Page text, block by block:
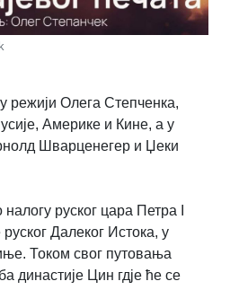
режији Олега Степченка,
Америке и Кине, а у
Шварценегер и Џеки
руског цара Петра I
Далеког Истока, у
Током свог путовања
династије Цин гдје ће се